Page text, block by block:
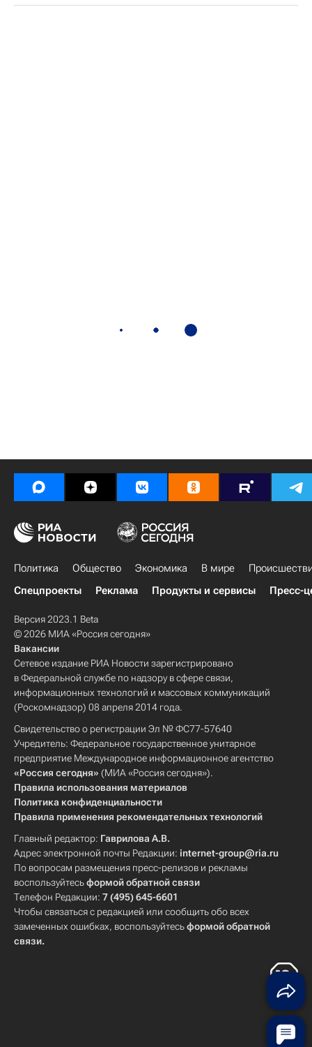
Политика Общество Экономика В мире
Спецпроекты
Реклама Продукты и сервисы Пресс-
Версия 2023.1 Beta
© 2026 МИА «Россия сегодня»
Вакансии
Сетевое издание РИА Новости зарегистрировано
в Федеральной службе по надзору в сфере связи,
информационных технологий и массовых коммуникаций
(Роскомнадзор) 08 апреля 2014 года.
Свидетельство о регистрации Эл № ФС77-57640
Учредитель: Федеральное государственное унитарное
предприятие Международное информационное агентство
«Россия сегодня» (МИА «Россия сегодня»).
Правила использования материалов
Политика конфиденциальности
Правила применения рекомендательных технологий
Главный редактор: Гаврилова А.В.
Адрес электронной почты Редакции: internet-group@ria.ru
По вопросам размещения пресс-релизов и рекламы
воспользуйтесьформой обратной связи
Телефон Редакции: 7 (495) 645-6601
Чтобы связаться с редакцией или сообщить обо всех
замеченных ошибках, воспользуйтесьформой обратной
связи.